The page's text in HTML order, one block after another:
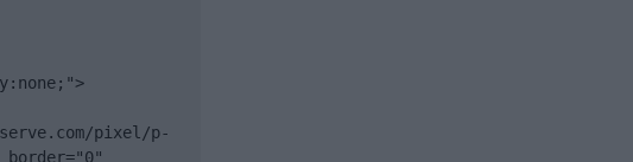
pixel/p-
border="0"